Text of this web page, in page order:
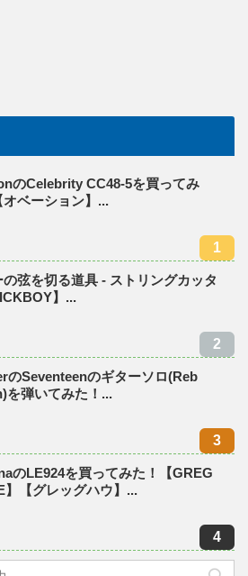
のCelebrity CC48-5を買ってみ
オベーション】...
の弦を切る道具 - ストリングカッタ
】...
のSeventeenのギターソロ(Reb
を弾いてみた！...
のLE924を買ってみた！【GREG
】【グレッグハウ】...